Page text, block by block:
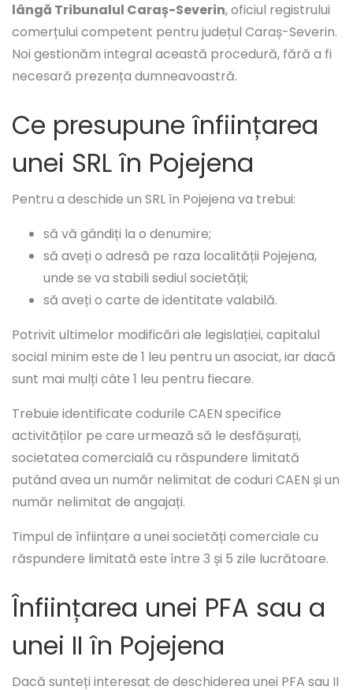
lângă Tribunalul Caraș-Severin, oficiul registrului
comerțului competent pentru județul Caraș-Severin.
Noi gestionăm integral această procedură, fără a fi
necesară prezența dumneavoastră.
Ce presupune înființarea
unei SRL în Pojejena
Pentru a deschide un SRL în Pojejena va trebui:
să vă gândiți la o denumire;
să aveți o adresă pe raza localității Pojejena,
unde se va stabili sediul societății;
să aveți o carte de identitate valabilă.
Potrivit ultimelor modificări ale legislației, capitalul
social minim este de 1 leu pentru un asociat, iar dacă
sunt mai mulți câte 1 leu pentru fiecare.
Trebuie identificate codurile CAEN specifice
activităților pe care urmează să le desfășurați,
societatea comercială cu răspundere limitată
putând avea un număr nelimitat de coduri CAEN și un
număr nelimitat de angajați.
Timpul de înființare a unei societăți comerciale cu
răspundere limitată este între 3 și 5 zile lucrătoare.
Înființarea unei PFA sau a
unei II în Pojejena
Dacă sunteți interesat de deschiderea unei PFA sau II